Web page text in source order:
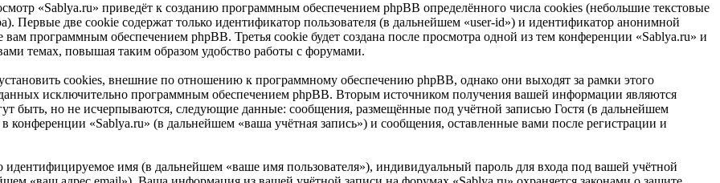
«Sablya.ru» приведёт к созданию программным обеспечением phpBB определённого числа cookies (небольшие текстовые
Первые две cookie содержат только идентификатор пользователя (в дальнейшем «user-id») и идентификатор анонимной
программным обеспечением phpBB. Третья cookie будет создана после просмотра одной из тем конференции «Sablya.ru» и
темах, повышая таким образом удобство работы с форумами.
cookies, внешние по отношению к программному обеспечению phpBB, однако они выходят за рамки этого
исключительно программным обеспечением phpBB. Вторым источником получения вашей информации являются
быть, но не исчерпываются, следующие данные: сообщения, размещённые под учётной записью Гостя (в дальнейшем
«Sablya.ru» (в дальнейшем «ваша учётная запись») и сообщения, оставленные вами после регистрации и
идентифицируемое имя (в дальнейшем «ваше имя пользователя»), индивидуальный пароль для входа под вашей учётной